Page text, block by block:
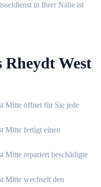
in Ihrer Nähe ist
Rheydt West
Mitte öffnet für Sie jede
Mitte fertigt einen
Mitte repariert beschädigte
Mitte wechselt den